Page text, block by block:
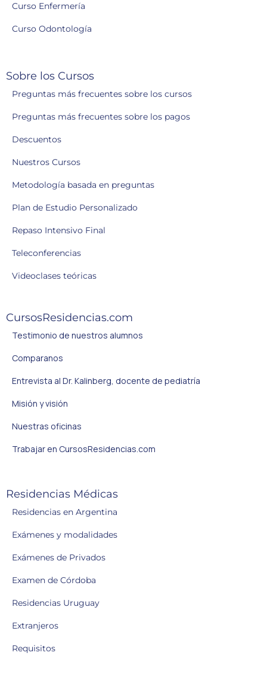
Curso Enfermería
Curso Odontología
Sobre los Cursos
Preguntas más frecuentes sobre los cursos
Preguntas más frecuentes sobre los pagos
Descuentos
Nuestros Cursos
Metodología basada en preguntas
Plan de Estudio Personalizado
Repaso Intensivo Final
Teleconferencias
Videoclases teóricas
CursosResidencias.com
Testimonio de nuestros alumnos
Comparanos
Entrevista al Dr. Kalinberg, docente de pediatría
Misión y visión
Nuestras oficinas
Trabajar en CursosResidencias.com
Residencias Médicas
Residencias en Argentina
Exámenes y modalidades
Exámenes de Privados
Examen de Córdoba
Residencias Uruguay
Extranjeros
Requisitos